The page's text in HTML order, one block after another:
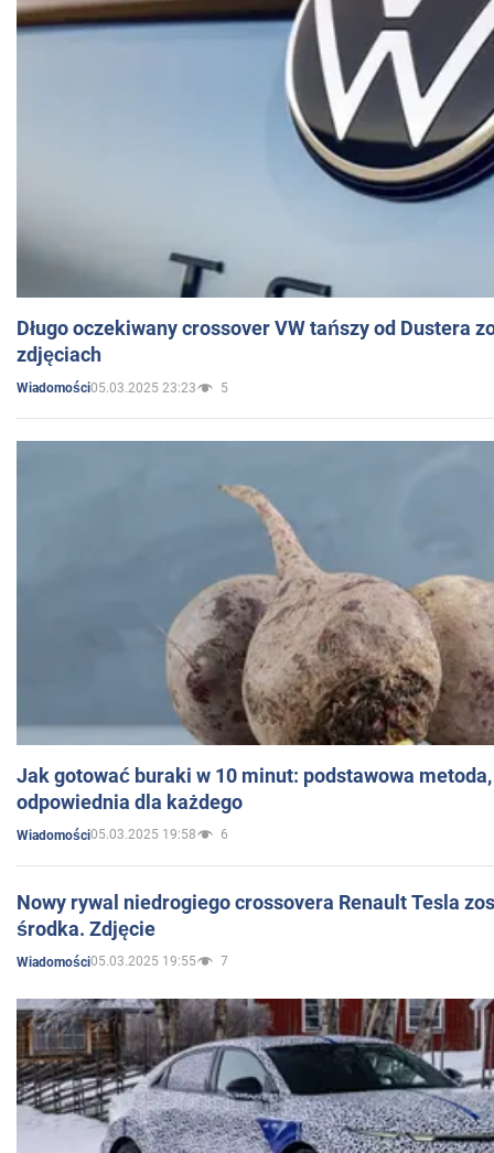
Długo oczekiwany crossover VW tańszy od Dustera
zdjęciach
Wiadomości05.03.2025 23:23 5
Jak gotować buraki w 10 minut: podstawowa
odpowiednia dla każdego
Wiadomości05.03.2025 19:58 6
Nowy rywal niedrogiego crossovera Renault Tesla
środka. Zdjęcie
Wiadomości05.03.2025 19:55 7